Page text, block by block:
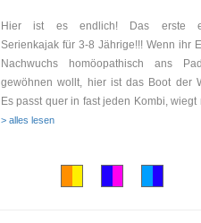
Hier ist es endlich! Das erste
Serienkajak für 3-8 Jährige!!! Wenn ihr
Nachwuchs homöopathisch ans
gewöhnen wollt, hier ist das Boot der
Es passt quer in fast jeden Kombi, wiegt
> alles lesen